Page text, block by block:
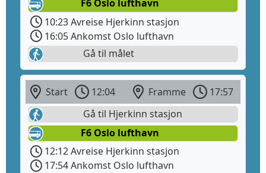
F6 Oslo lufthavn
10:23 Avreise Hjerkinn stasjon
16:05 Ankomst Oslo lufthavn
Gå til målet
Start 12:04 Framme
17:57
Gå til Hjerkinn stasjon
F6 Oslo lufthavn
12:12 Avreise Hjerkinn stasjon
17:54 Ankomst Oslo lufthavn